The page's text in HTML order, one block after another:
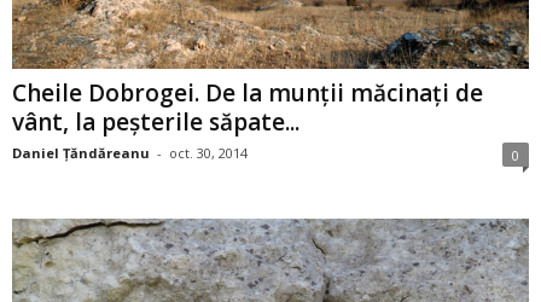
Cheile Dobrogei. De la munţii măcinaţi de
vânt, la peşterile săpate...
Daniel Țăndăreanu - oct. 30, 2014 0